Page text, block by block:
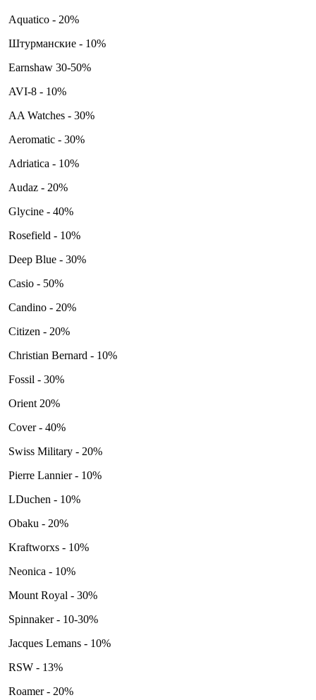
Aquatico - 20%
Штурманские - 10%
Earnshaw 30-50%
AVI-8 - 10%
AA Watches - 30%
Aeromatic - 30%
Adriatica - 10%
Audaz - 20%
Glycine - 40%
Rosefield - 10%
Deep Blue - 30%
Casio - 50%
Candino - 20%
Citizen - 20%
Christian Bernard - 10%
Fossil - 30%
Orient 20%
Cover - 40%
Swiss Military - 20%
Pierre Lannier - 10%
LDuchen - 10%
Obaku - 20%
Kraftworxs - 10%
Neonica - 10%
Mount Royal - 30%
Spinnaker - 10-30%
Jacques Lemans - 10%
RSW - 13%
Roamer - 20%